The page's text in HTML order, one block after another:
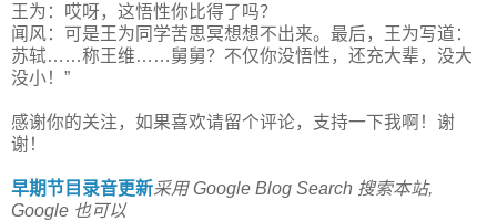
王为：哎呀，这悟性你比得了吗？
闻风：可是王为同学苦思冥想想不出来。最后，王为写道：
苏轼……称王维……舅舅？不仅你没悟性，还充大辈，没大
没小！”
感谢你的关注，如果喜欢请留个评论，支持一下我啊！谢
谢！
早期节目录音更新采用 Google Blog Search 搜索本站,
Google 也可以